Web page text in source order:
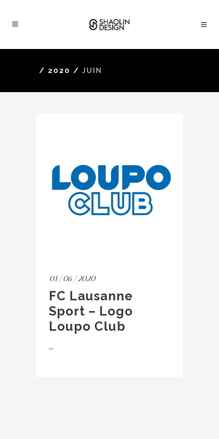
/ 2020 / JUIN
01/06/2020
FC Lausanne
Sport – Logo
Loupo Club
...